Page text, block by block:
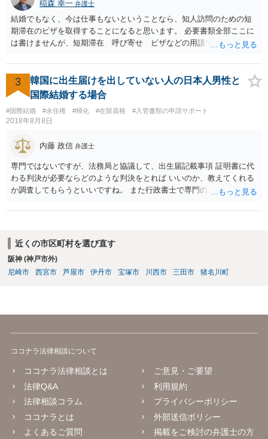
稲森 幸一 弁護士
結婚でもなく、今は仕事もないということなら、知人訪問のための短
期滞在のビザを取得することになると思います。 必要書類全部ここに
は書けませんが、短期滞在 呼び寄せ ビザなどの用語で検索すると
す。 それらを揃えて、イランにある日本大使館ににビザを申請するこ
とになります。 期間は通常９０日、３０日、あるいは１５日ですが、
今はコロナもあり刻々と状況が変わっているので、事前に外務省や大
使館に問い合わせたほうがいいかもしれません。ネットでの情報収集
もしたほうがいいと思います
3
韓国に出生届けを出していない人の日本人男性と
国際結婚する場合
#国際結婚 #永住権 #帰化 #在留資格 #入管書類の申請サポート
2018年8月8日
内藤 政信 弁護士
専門ではないですが、法務局と協議して、出生届記載事項 証明書に代
わる判決が必要ならどのような判決をとれば いいのか、教えてくれる
か調査してもらうといいですね。 また行政書士で専門の方がいそうな
近くの市区町村を選び直す
阪神 (神戸市外)
尼崎市
西宮市 芦屋市 伊丹市 宝塚市 川西市 三田市 猪名川町
ココナラ法律相談について
ココナラ法律相談とは
法律Q&A
法律相談コラム
ココナラとは
よくあるご質問
ご意見・ご要望
利用規約
プライバシーポリシー
外部送信ポリシー
掲載をご検討の弁護士の方